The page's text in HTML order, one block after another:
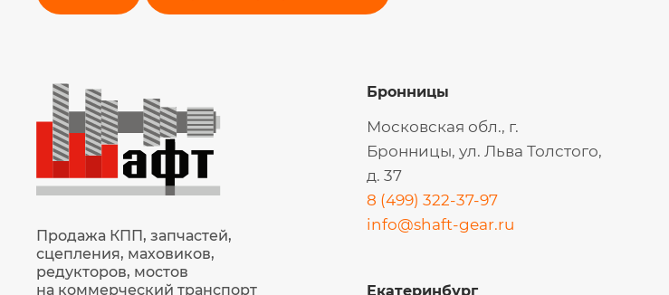
Продажа КПП, запчастей,
сцепления, маховиков,
редукторов, мостов
на коммерческий транспорт
Бронницы
Московская обл., г.
Бронницы, ул. Льва Толстого,
д. 37
8 (499) 322-37-97
info@shaft-gear.ru
Екатеринбург